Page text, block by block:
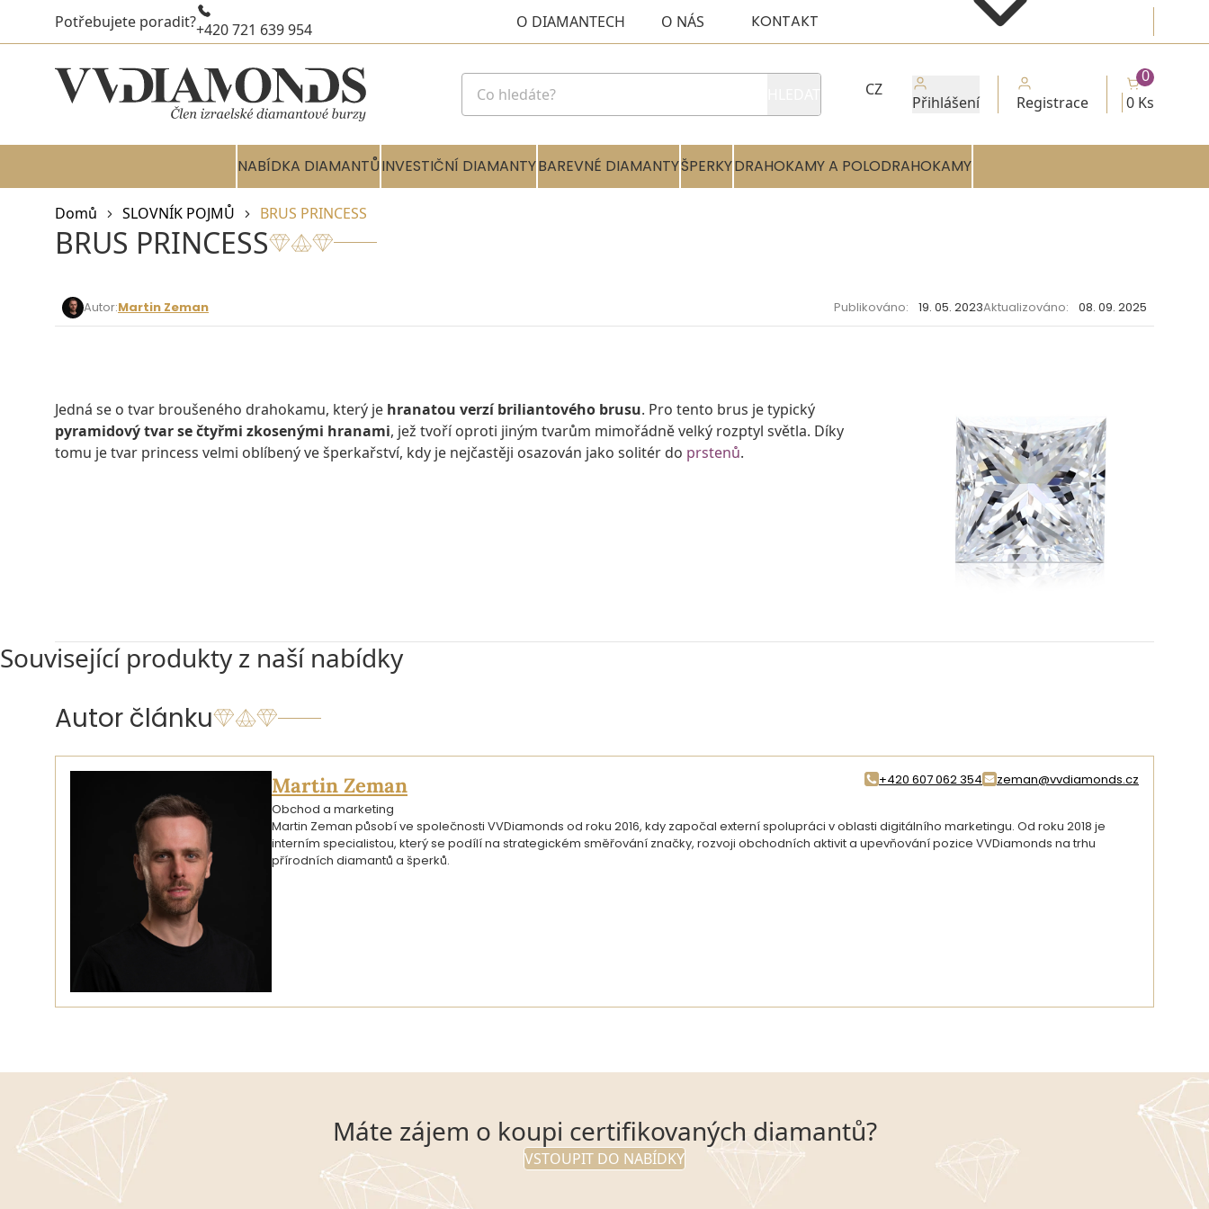
Potřebujete poradit?+420 721 639 954 O DIAMANTECH O NÁS KONTAKT
CZ
Přihlášení Registrace 0 Ks
0
NABÍDKA DIAMANTŮINVESTIČNÍ DIAMANTYBAREVNÉ DIAMANTYŠPERKYDRAHOKAMY A POLODRAHOKAMY
Domů SLOVNÍK POJMŮ BRUS PRINCESS
BRUS PRINCESS
Autor:Martin Zeman Publikováno: 19. 05. 2023Aktualizováno: 08. 09. 2025
Jedná se o tvar broušeného drahokamu, který je hranatou verzí briliantového brusu. Pro tento brus je typický
pyramidový tvar se čtyřmi zkosenými hranami, jež tvoří oproti jiným tvarům mimořádně velký rozptyl světla. Díky
tomu je tvar princess velmi oblíbený ve šperkařství, kdy je nejčastěji osazován jako solitér do prstenů.
Související produkty z naší nabídky
Autor článku
Martin Zeman
Obchod a marketing
+420 607 062 354 zeman@vvdiamonds.cz
Martin Zeman působí ve společnosti VVDiamonds od roku 2016, kdy započal externí spolupráci v oblasti digitálního marketingu. Od roku 2018 je
interním specialistou, který se podílí na strategickém směřování značky, rozvoji obchodních aktivit a upevňování pozice VVDiamonds na trhu
přírodních diamantů a šperků.
Máte zájem o koupi certifikovaných diamantů?
VSTOUPIT DO NABÍDKY